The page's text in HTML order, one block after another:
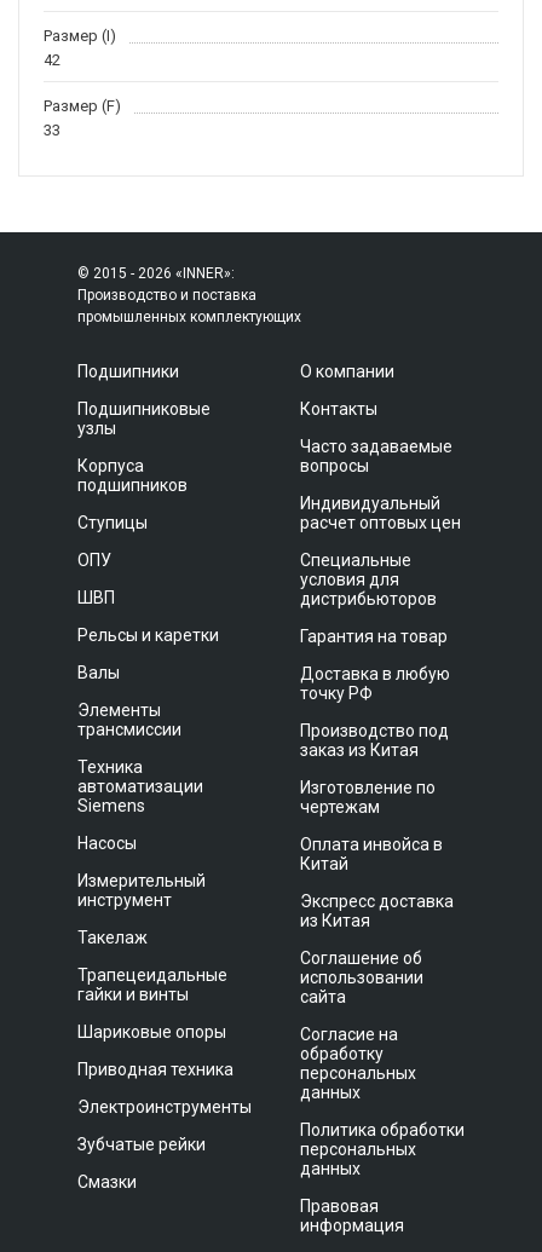
Размер (I)
42
Размер (F)
33
© 2015 - 2026 «INNER»:
Производство и поставка
промышленных комплектующих
Подшипники
Подшипниковые
узлы
Корпуса
подшипников
Ступицы
ОПУ
ШВП
Рельсы и каретки
Валы
Элементы
трансмиссии
Техника
автоматизации
Siemens
Насосы
Измерительный
инструмент
Такелаж
Трапецеидальные
гайки и винты
Шариковые опоры
Приводная техника
Электроинструменты
Зубчатые рейки
Смазки
О компании
Контакты
Часто задаваемые
вопросы
Индивидуальный
расчет оптовых цен
Специальные
условия для
дистрибьюторов
Гарантия на товар
Доставка в любую
точку РФ
Производство под
заказ из Китая
Изготовление по
чертежам
Оплата инвойса в
Китай
Экспресс доставка
из Китая
Соглашение об
использовании
сайта
Согласие на
обработку
персональных
данных
Политика обработки
персональных
данных
Правовая
информация